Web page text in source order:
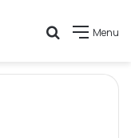
Menu
Caută